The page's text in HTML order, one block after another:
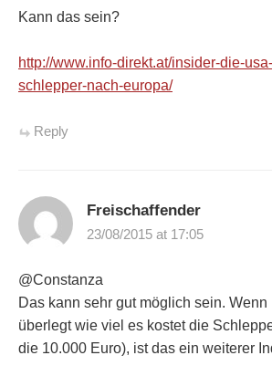
Kann das sein?
http://www.info-direkt.at/insider-die-
schlepper-nach-europa/
Reply
Freischaffender
23/08/2015 at 17:05
@Constanza
Das kann sehr gut möglich sein. Wenn
überlegt wie viel es kostet die
die 10.000 Euro), ist das ein weiterer